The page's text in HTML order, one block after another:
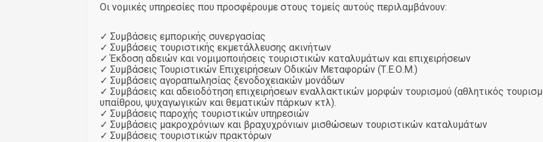
Οι νομικές υπηρεσίες που προσφέρουμε στους τομείς αυτούς περιλαμβάνουν:
✓ Συμβάσεις εμπορικής συνεργασίας
✓ Συμβάσεις τουριστικής εκμετάλλευσης ακινήτων
✓ Έκδοση αδειών και νομιμοποιήσεις τουριστικών καταλυμάτων και επιχειρήσεων
✓ Συμβάσεις Τουριστικών Επιχειρήσεων Οδικών Μεταφορών (Τ.Ε.Ο.Μ.)
✓ Συμβάσεις αγοραπωλησίας ξενοδοχειακών μονάδων
✓ Συμβάσεις και αδειοδότηση επιχειρήσεων εναλλακτικών μορφών τουρισμού (αθλητικός
υπαίθρου, ψυχαγωγικών και θεματικών πάρκων κτλ).
✓ Συμβάσεις παροχής τουριστικών υπηρεσιών
✓ Συμβάσεις μακροχρόνιων και βραχυχρόνιων μισθώσεων τουριστικών καταλυμάτων
✓ Συμβάσεις τουριστικών πρακτόρων